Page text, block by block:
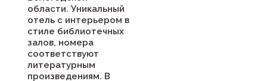
области. Уникальный
отель с интерьером в
стиле библиотечных
залов, номера
соответствуют
литературным
произведениям. В